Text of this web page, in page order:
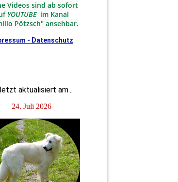
Videos sind ab sofort
YOUTUBEim Kanal
Pötzsch" ansehbar.
- Datenschutz
aktualisiert am...
24. Juli 2026